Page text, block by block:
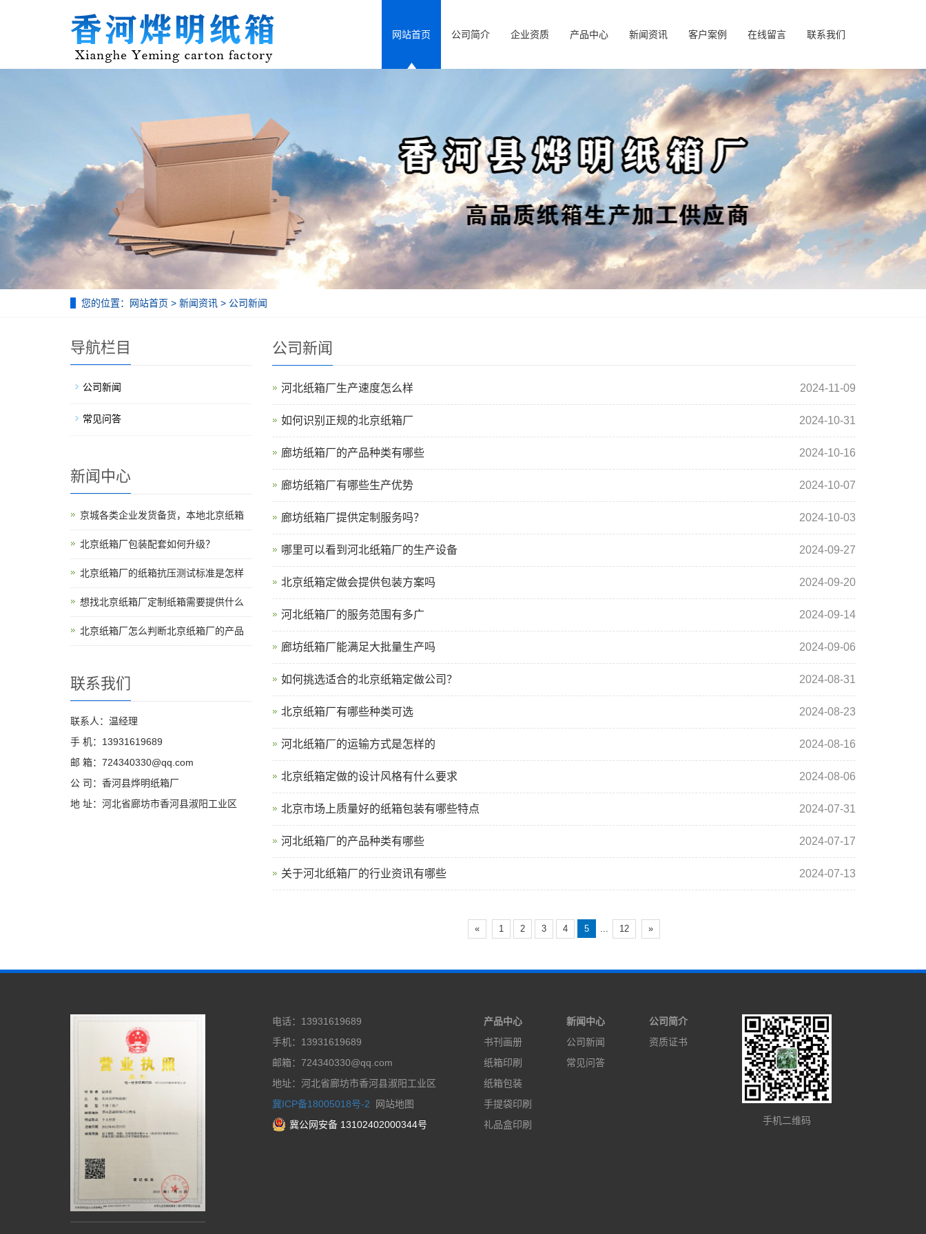
网站首页 公司简介 企业资质 产品中心 新闻资讯 客户案例 在线留言 联系我们
您的位置： 网站首页 > 新闻资讯 > 公司新闻
公司新闻
河北纸箱厂生产速度怎么样 2024-11-09
如何识别正规的北京纸箱厂 2024-10-31
廊坊纸箱厂的产品种类有哪些 2024-10-16
廊坊纸箱厂有哪些生产优势 2024-10-07
廊坊纸箱厂提供定制服务吗？ 2024-10-03
哪里可以看到河北纸箱厂的生产设备 2024-09-27
北京纸箱定做会提供包装方案吗 2024-09-20
河北纸箱厂的服务范围有多广 2024-09-14
廊坊纸箱厂能满足大批量生产吗 2024-09-06
如何挑选适合的北京纸箱定做公司？ 2024-08-31
北京纸箱厂有哪些种类可选 2024-08-23
河北纸箱厂的运输方式是怎样的 2024-08-16
北京纸箱定做的设计风格有什么要求 2024-08-06
北京市场上质量好的纸箱包装有哪些特点 2024-07-31
河北纸箱厂的产品种类有哪些 2024-07-17
关于河北纸箱厂的行业资讯有哪些 2024-07-13
« 1 2 3 4 5 12 »
导航栏目
公司新闻
常见问答
新闻中心
京城各类企业发货备货，本地北京纸箱
北京纸箱厂包装配套如何升级？
北京纸箱厂的纸箱抗压测试标准是怎样
想找北京纸箱厂定制纸箱需要提供什么
北京纸箱厂怎么判断北京纸箱厂的产品
联系我们
联系人：温经理
手 机：13931619689
邮 箱：724340330@qq.com
公 司：香河县烨明纸箱厂
地 址：河北省廊坊市香河县淑阳工业区
电话：13931619689
手机：13931619689
邮箱：724340330@qq.com
地址：河北省廊坊市香河县淑阳工业区
冀ICP备18005018号-2
网站地图
冀公网安备 13102402000344号
产品中心
书刊画册
纸箱印刷
纸箱包装
手提袋印刷
礼品盒印刷
新闻中心
公司新闻
常见问答
公司简介
资质证书
手机二维码